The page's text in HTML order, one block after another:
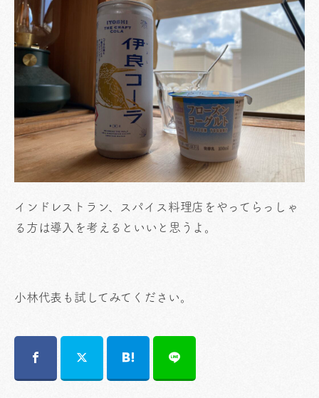
インドレストラン、スパイス料理店をやってらっしゃ
る方は導入を考えるといいと思うよ。
小林代表も試してみてください。